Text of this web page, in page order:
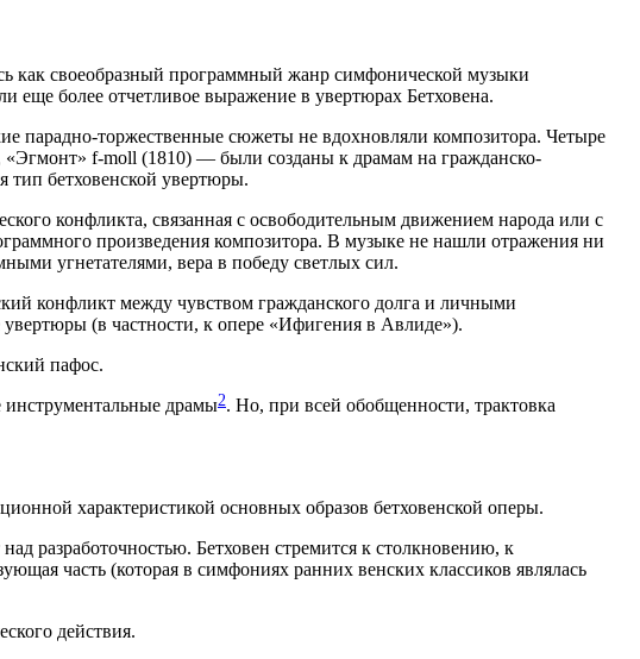
как своеобразный программный жанр симфонической музыки
еще более отчетливое выра­жение в увертюрах Бетховена.
парад­но-торжественные сюжеты не вдохновляли композитора. Четыре
f-moll (1810) — были созданы к драмам на гражданско-
тип бетховенской увертюры.
конфликта, связанная с освободительным движением народа или с
про­изведения композитора. В музыке не нашли отражения ни
угнетателями, вера в победу светлых сил.
конфликт между чувством гражданского долга и личными
(в частности, к опере «Ифигения в Авлиде»).
пафос.
инструментальные драмы2. Но, при всей обобщенности, трактовка
харак­теристикой основных образов бетховенской оперы.
разработочностью. Бетховен стремится к столкновению, к
часть (которая в сим­фониях ранних венских классиков являлась
действия.